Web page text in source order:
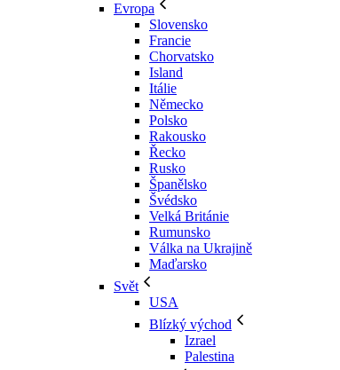
Evropa
Slovensko
Francie
Chorvatsko
Island
Itálie
Německo
Polsko
Rakousko
Řecko
Rusko
Španělsko
Švédsko
Velká Británie
Rumunsko
Válka na Ukrajině
Maďarsko
Svět
USA
Blízký východ
Izrael
Palestina